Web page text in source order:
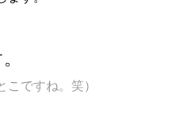
こですね。笑）